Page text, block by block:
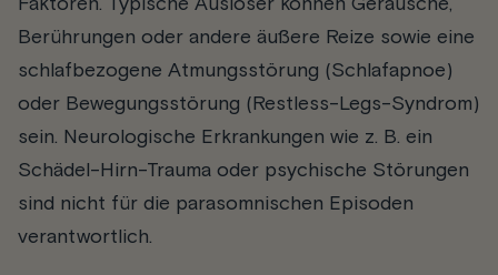
Faktoren. Typische Auslöser können Geräusche,
Berührungen oder andere äußere Reize sowie eine
schlafbezogene Atmungsstörung (Schlafapnoe)
oder Bewegungsstörung (Restless-Legs-Syndrom)
sein. Neurologische Erkrankungen wie z. B. ein
Schädel-Hirn-Trauma oder psychische Störungen
sind nicht für die parasomnischen Episoden
verantwortlich.